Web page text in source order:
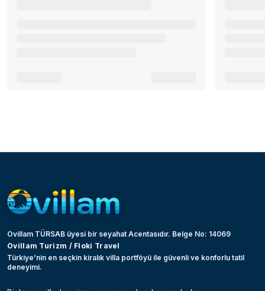
Ovillam TÜRSAB üyesi bir seyahat Acentasıdır. Belge No: 14069
Ovillam Turizm / Floki Travel
Türkiye’nin en seçkin kiralık villa portföyü ile güvenli ve konforlu tatil
deneyimi.